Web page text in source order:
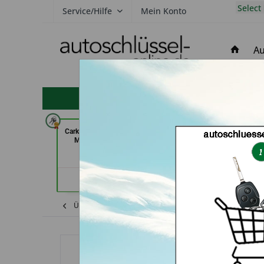
Service/Hilfe Mein Konto Select
hohe Kundenzufriedenheit
Carkeys Augsburg & ECU Service
Mobilservice (in Augsburg)
Demuro Schuh &
(in
Übersicht Fiat Autoschlüssel